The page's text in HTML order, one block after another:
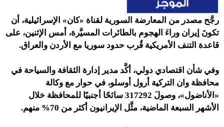
رجَّح مصدر من المعارضة السورية لقناة «كان» الإسرائيلية، أن
تكونَ إيران وراءَ الهجوم بالطائرات المسيَّرة، أمس الإثنين، على
قاعدة التنف الأمريكية قُرب حدود سوريا مع الأردن والعراق.
وفي شأن اقتصادي دولي، أكَّد مدير إدارة الثقافة والسياحة في
محافظة وان التركية أرول أوسلو، في حوار مع وكالة
«الأناضول»، وصولَ 317292 سائحًا أجنبيًا للمحافظة خلال
الأشهر السبعة الماضية، مثَّل الإيرانيون أكثر من 70
% منهم.